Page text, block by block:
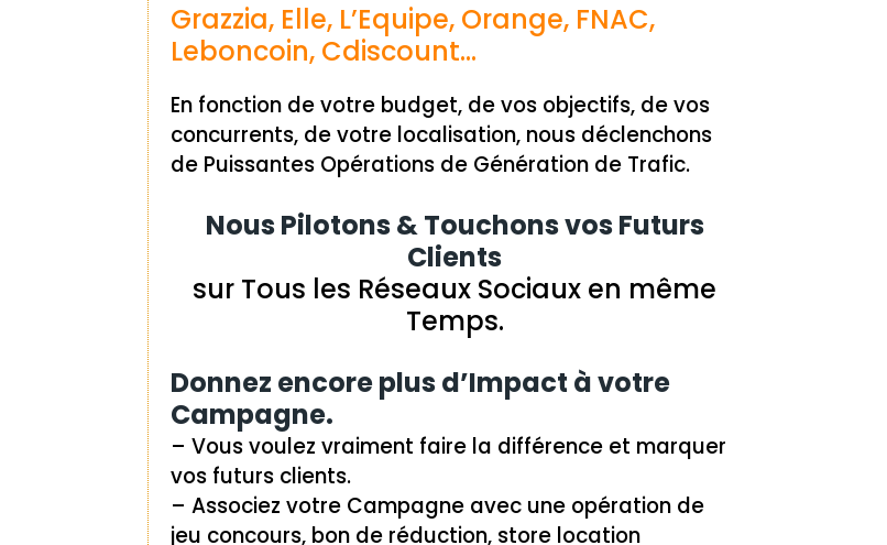
Grazzia, Elle, L’Equipe, Orange, FNAC,
Leboncoin, Cdiscount…
En fonction de votre budget, de vos objectifs, de vos
concurrents, de votre localisation, nous déclenchons
de Puissantes Opérations de Génération de Trafic.
Nous Pilotons & Touchons vos Futurs
Clients
sur Tous les Réseaux Sociaux en même
Temps.
Donnez encore plus d’Impact à votre
Campagne.
– Vous voulez vraiment faire la différence et marquer
vos futurs clients.
– Associez votre Campagne avec une opération de
jeu concours, bon de réduction, store location